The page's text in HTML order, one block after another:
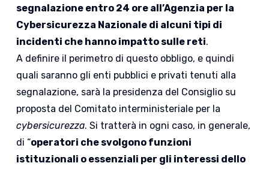
segnalazione entro 24 ore all’Agenzia per la
Cybersicurezza Nazionale di alcuni tipi di
incidenti che hanno impatto sulle reti.
A definire il perimetro di questo obbligo, e quindi
quali saranno gli enti pubblici e privati tenuti alla
segnalazione, sarà la presidenza del Consiglio su
proposta del Comitato interministeriale per la
cybersicurezza. Si tratterà in ogni caso, in generale,
di “operatori che svolgono funzioni
istituzionali o essenziali per gli interessi dello